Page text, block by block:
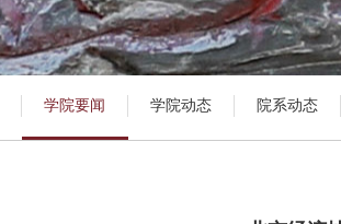
学院要闻 学院动态 院系动态